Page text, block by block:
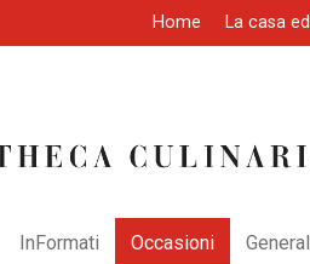
Home La casa
InFormati Occasioni